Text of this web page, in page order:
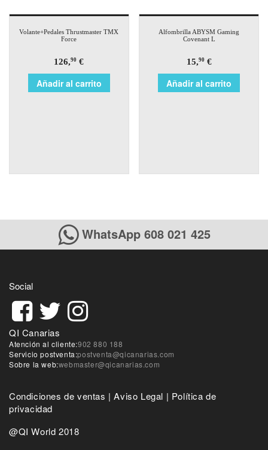
Volante+Pedales Thrustmaster TMX
Force
126,90 €
Añadir al carrito
Alfombrilla ABYSM Gaming
Covenant L
15,90€
Añadir al carrito
WhatsApp 608 021 425
Social
QI Canarias
Atención al cliente:902 880 188
Servicio postventa:postventa@qicanarias.com
Sobre la web:webmaster@qicanarias.com
Condiciones de ventas |Aviso Legal | Política de
privacidad
@QI World 2018